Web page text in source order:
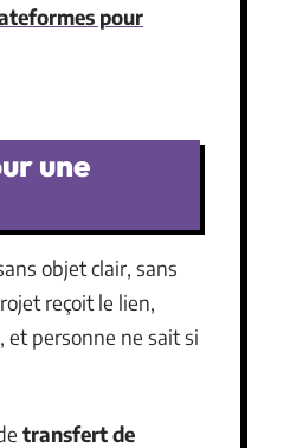
pour
une
objet clair, sans
reçoit le lien,
personne ne sait si
transfert de